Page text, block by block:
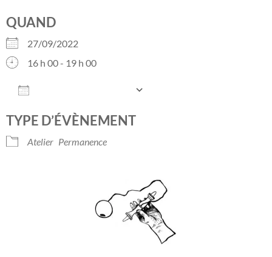
QUAND
27/09/2022
16 h 00 - 19 h 00
TYPE D’ÉVÈNEMENT
Atelier Permanence